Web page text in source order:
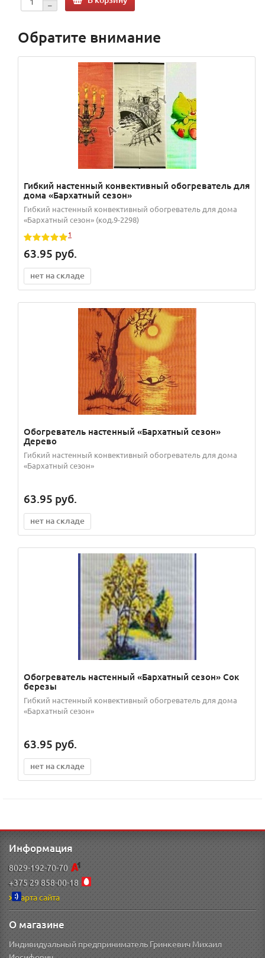
Обратите внимание
Гибкий настенный конвективный обогреватель для
дома «Бархатный сезон»
Гибкий настенный конвективный обогреватель для дома
«Бархатный сезон» (код.9-2298)
1
63.95 руб.
нет на складе
Обогреватель настенный «Бархатный сезон»
Дерево
Гибкий настенный конвективный обогреватель для дома
«Бархатный сезон»
63.95 руб.
нет на складе
Обогреватель настенный «Бархатный сезон» Сок
березы
Гибкий настенный конвективный обогреватель для дома
«Бархатный сезон»
63.95 руб.
нет на складе
Информация
8029-192-70-70
+375 29 858-00-18
Карта сайта
О магазине
Индивидуальный предприниматель Гринкевич Михаил